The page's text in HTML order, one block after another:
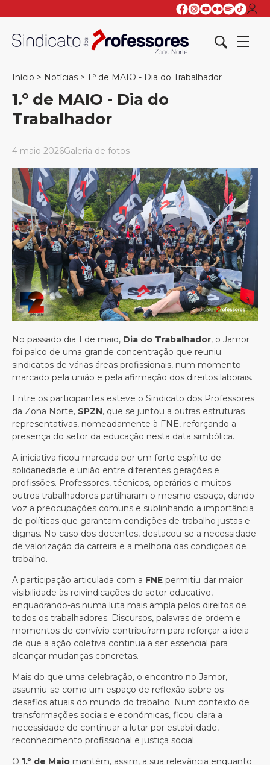
Início > Notícias > 1.º de MAIO - Dia do Trabalhador
1.º de MAIO - Dia do
Trabalhador
4 maio 2026Galeria de fotos
No passado dia 1 de maio, Dia do Trabalhador, o Jamor
foi palco de uma grande concentração que reuniu
sindicatos de várias áreas profissionais, num momento
marcado pela união e pela afirmação dos direitos laborais.
Entre os participantes esteve o Sindicato dos Professores
da Zona Norte, SPZN, que se juntou a outras estruturas
representativas, nomeadamente à FNE, reforçando a
presença do setor da educação nesta data simbólica.
A iniciativa ficou marcada por um forte espírito de
solidariedade e união entre diferentes gerações e
profissões. Professores, técnicos, operários e muitos
outros trabalhadores partilharam o mesmo espaço, dando
voz a preocupações comuns e sublinhando a importância
de políticas que garantam condições de trabalho justas e
dignas. No caso dos docentes, destacou-se a necessidade
de valorização da carreira e a melhoria das condiçoes de
trabalho.
A participação articulada com a FNE permitiu dar maior
visibilidade às reivindicações do setor educativo,
enquadrando-as numa luta mais ampla pelos direitos de
todos os trabalhadores. Discursos, palavras de ordem e
momentos de convívio contribuíram para reforçar a ideia
de que a ação coletiva continua a ser essencial para
alcançar mudanças concretas.
Mais do que uma celebração, o encontro no Jamor,
assumiu-se como um espaço de reflexão sobre os
desafios atuais do mundo do trabalho. Num contexto de
transformações sociais e económicas, ficou clara a
necessidade de continuar a lutar por estabilidade,
reconhecimento profissional e justiça social.
O 1.º de Maio mantém, assim, a sua relevância enquanto